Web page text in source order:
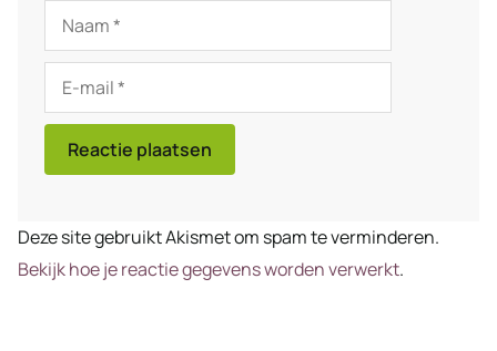
Naam
mail
Deze site gebruikt Akismet om spam te verminderen.
Bekijk hoe je reactie gegevens worden verwerkt.